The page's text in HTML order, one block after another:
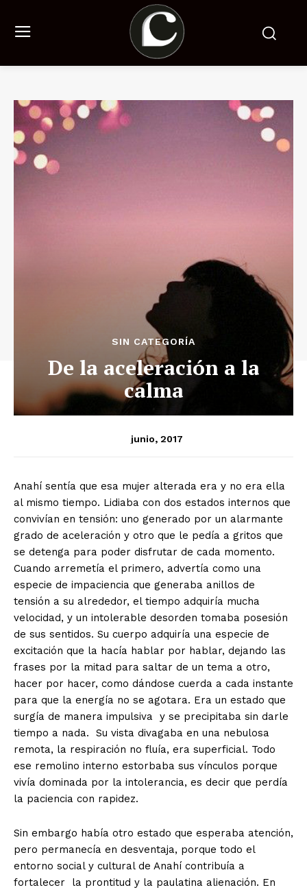
SIN CATEGORÍA
De la aceleración a la
calma
junio, 2017
Anahí sentía que esa mujer alterada era y no era ella
al mismo tiempo. Lidiaba con dos estados internos que
convivían en tensión: uno generado por un alarmante
grado de aceleración y otro que le pedía a gritos que
se detenga para poder disfrutar de cada momento.
Cuando arremetía el primero, advertía como una
especie de impaciencia que generaba anillos de
tensión a su alrededor, el tiempo adquiría mucha
velocidad, y un intolerable desorden tomaba posesión
de sus sentidos. Su cuerpo adquiría una especie de
excitación que la hacía hablar por hablar, dejando las
frases por la mitad para saltar de un tema a otro,
hacer por hacer, como dándose cuerda a cada instante
para que la energía no se agotara. Era un estado que
surgía de manera impulsiva
y se precipitaba sin darle
tiempo a nada.
Su vista divagaba en una nebulosa
remota, la respiración no fluía, era superficial. Todo
ese remolino interno estorbaba sus vínculos porque
vivía dominada por la intolerancia, es decir que perdía
la paciencia con rapidez.
Sin embargo había otro estado que esperaba atención,
pero permanecía en desventaja, porque todo el
entorno social y cultural de Anahí contribuía a
fortalecer
la prontitud y la paulatina alienación. En